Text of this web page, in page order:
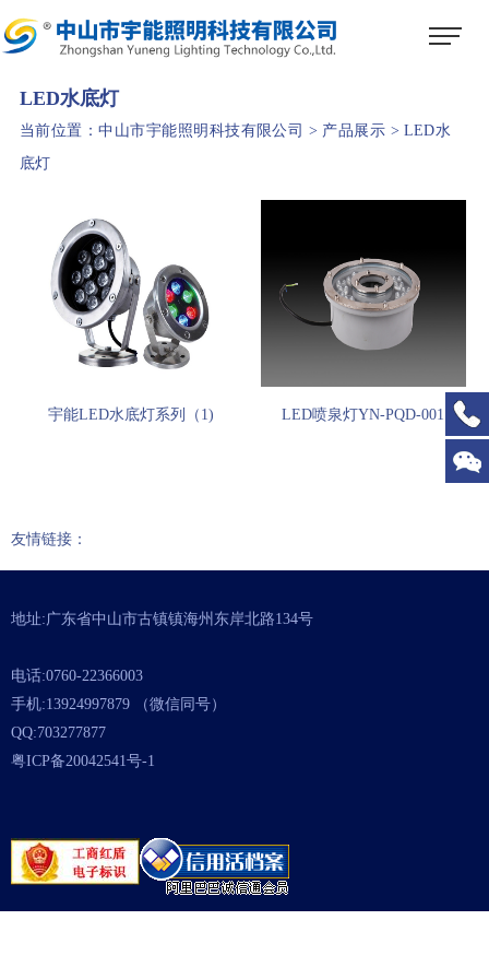
1
LED水底灯
当前位置：中山市宇能照明科技有限公司 > 产品展示 >LED水
底灯
宇能LED水底灯系列（1) LED喷泉灯YN-PQD-001
友情链接：
地址:广东省中山市古镇镇海州东岸北路134号
电话:0760-22366003
手机:13924997879 （微信同号）
QQ:703277877
粤ICP备20042541号-1